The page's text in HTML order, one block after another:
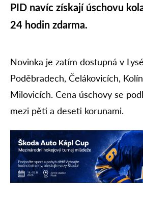
PID navíc získají úschovu
24 hodin zdarma.
Novinka je zatím dostupná v
Poděbradech, Čelákovicích,
Milovicích. Cena úschovy se
mezi pěti a deseti korunami.